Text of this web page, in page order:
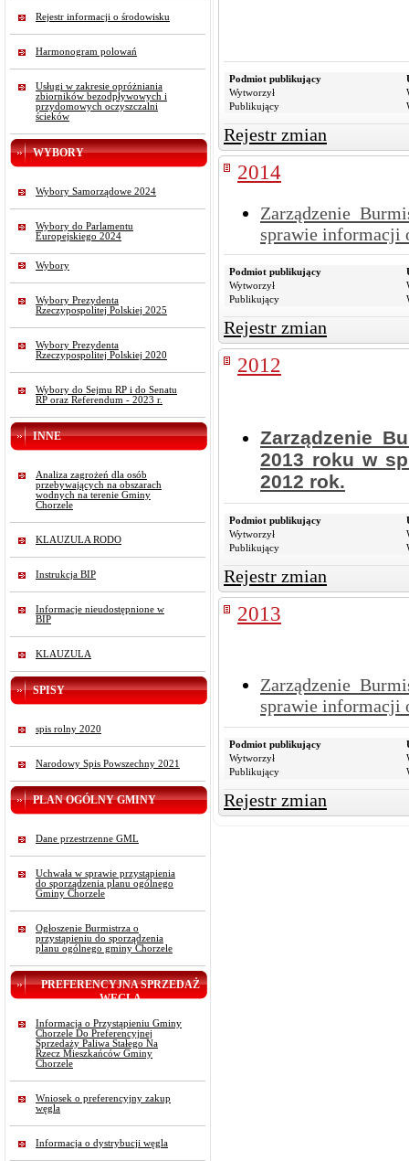
Rejestr informacji o środowisku
Harmonogram polowań
Usługi w zakresie opróżniania
zbiorników bezodpływowych i
przydomowych oczyszczalni
ścieków
WYBORY
Wybory Samorządowe 2024
Wybory do Parlamentu
Europejskiego 2024
Wybory
Wybory Prezydenta
Rzeczypospolitej Polskiej 2025
Wybory Prezydenta
Rzeczypospolitej Polskiej 2020
Wybory do Sejmu RP i do Senatu
RP oraz Referendum - 2023 r.
INNE
Analiza zagrożeń dla osób
przebywających na obszarach
wodnych na terenie Gminy
Chorzele
KLAUZULA RODO
Instrukcja BIP
Informacje nieudostępnione w
BIP
KLAUZULA
SPISY
spis rolny 2020
Narodowy Spis Powszechny 2021
PLAN OGÓLNY GMINY
Dane przestrzenne GML
Uchwała w sprawie przystąpienia
do sporządzenia planu ogólnego
Gminy Chorzele
Ogłoszenie Burmistrza o
przystąpieniu do sporządzenia
planu ogólnego gminy Chorzele
PREFERENCYJNA SPRZEDAŻ
WĘGLA
Informacja o Przystąpieniu Gminy
Chorzele Do Preferencyjnej
Sprzedaży Paliwa Stałego Na
Rzecz Mieszkańców Gminy
Chorzele
Wniosek o preferencyjny zakup
węgla
Informacja o dystrybucji węgla
Podmiot publikujący
Wytworzył
Publikujący
Rejestr zmian
2014
Zarządzenie
sprawie informacji
Podmiot publikujący
Wytworzył
Publikujący
Rejestr zmian
2012
Zarządzenie
2013 roku w
2012 rok.
Podmiot publikujący
Wytworzył
Publikujący
Rejestr zmian
2013
Zarządzenie
sprawie informacji
Podmiot publikujący
Wytworzył
Publikujący
Rejestr zmian